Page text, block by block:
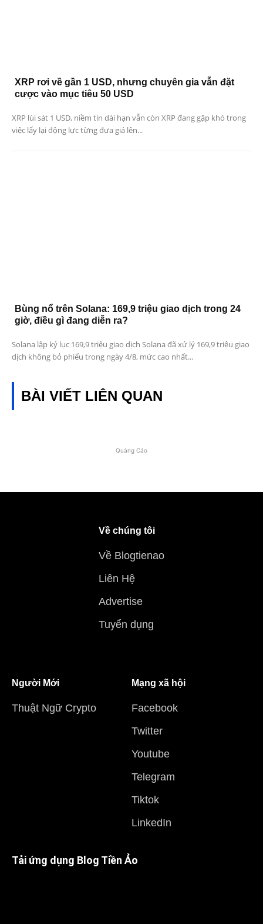
XRP rơi về gần 1 USD, nhưng chuyên gia vẫn đặt
cược vào mục tiêu 50 USD
XRP lùi sát 1 USD, niềm tin dài hạn vẫn còn XRP đang gặp khó trong
việc lấy lại động lực từng đưa giá lên...
Bùng nổ trên Solana: 169,9 triệu giao dịch trong 24
giờ, điều gì đang diễn ra?
Solana lập kỷ lục 169,9 triệu giao dịch Solana đã xử lý 169,9 triệu giao
dịch không bỏ phiếu trong ngày 4/8, mức cao nhất...
BÀI VIẾT LIÊN QUAN
Quảng Cáo
Về chúng tôi
Về Blogtienao
Liên Hệ
Advertise
Tuyển dụng
Người Mới
Thuật Ngữ Crypto
Mạng xã hội
Facebook
Twitter
Youtube
Telegram
Tiktok
LinkedIn
Tải ứng dụng Blog Tiền Ảo